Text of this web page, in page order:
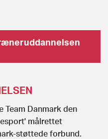
Team Danmark den
målrettet
støttede forbund.